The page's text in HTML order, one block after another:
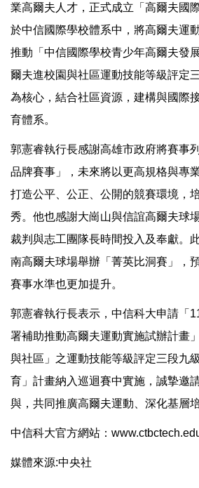
業高爾夫人才，正式成立「高爾夫國
於中信國際學校體系中，將高爾夫運
推動「中信國際學校青少年高爾夫發
爾夫進校園與社區運動技能等級評定
為核心，結合社區資源，建構與國際
育體系。
郭憲睿執行長感謝高雄市政府將賽事
品牌賽事」，未來將以更高規格與專
打造公平、公正、公開的競賽環境，
秀。他也感謝大崗山與信誼高爾夫球
裁判與志工團隊長時間投入及奉獻。
南高爾夫球場舉辦「菁英比洞賽」，
賽事水準也更加提升。
郭憲睿執行長表示，中信科大申請「
署補助推動高爾夫運動實施試辦計畫
與社區」之運動技能等級評定三段九
育」計畫納入巡迴賽中實施，誠摯邀
與，共同推廣高爾夫運動、深化基層培
中信科大官方網站：
媒體來源:中央社